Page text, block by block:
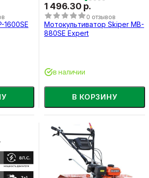
1600SE
1 496.30 р.
0 отзывов
Мотокультиватор Skiper MB-
880SE Expert
В КОРЗИНУ
в наличии